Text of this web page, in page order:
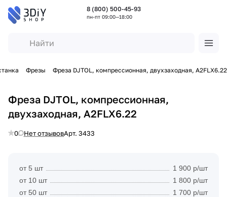
8 (800) 500-45-93
пн-пт 09:00—18:00
Фрезы Фреза DJTOL, компрессионная, двухзаходная, A2FLX6.22
Фреза DJTOL, компрессионная,
двухзаходная, A2FLX6.22
0 Нет отзывовАрт. 3433
от 5 шт
1 900 р/шт
от 10 шт
1 800 р/шт
от 50 шт
1 700 р/шт